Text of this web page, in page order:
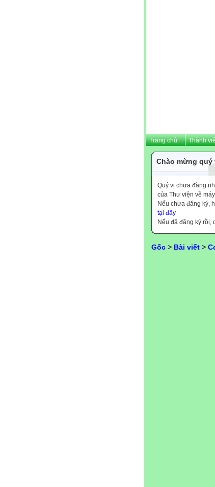
Trang chủ Thành
Chào mừng quý
Quý vị chưa đăng
của Thư viện về
Nếu chưa đăng ký,
tại đây
Nếu đã đăng ký rồi,
Gốc > Bài viết >